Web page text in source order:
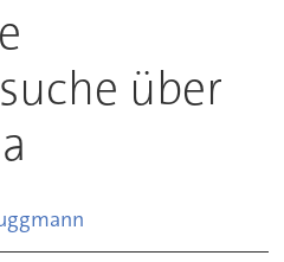
über